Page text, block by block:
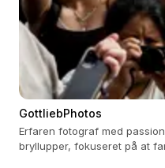
GottliebPhotos
Erfaren fotograf med
bryllupper, fokuseret på at